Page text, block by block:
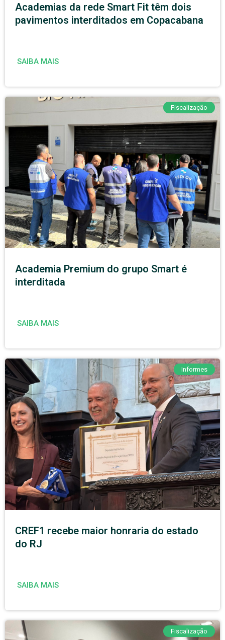
Academias da rede Smart Fit têm dois
pavimentos interditados em Copacabana
SAIBA MAIS
Fiscalização
Academia Premium do grupo Smart é
interditada
SAIBA MAIS
Informes
CREF1 recebe maior honraria do estado
do RJ
SAIBA MAIS
Fiscalização